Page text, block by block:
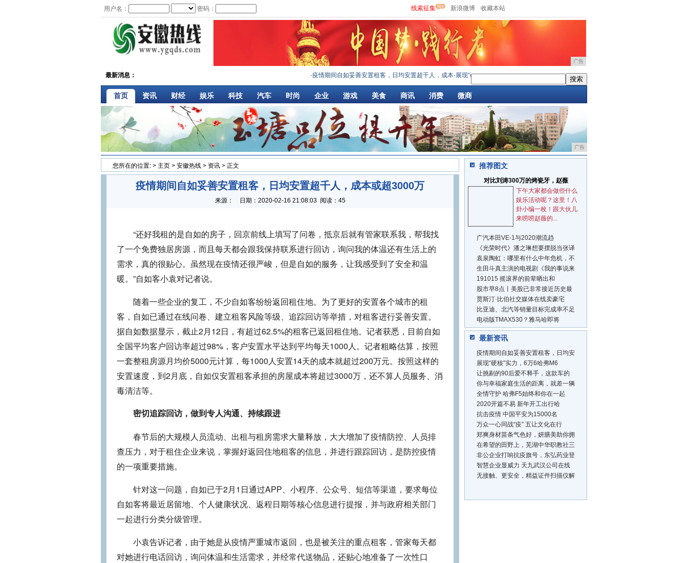
用户名： 密码： 线索征集 新浪微博 收藏本站
广告
最新消息： 疫情期间自如妥善安置租客，日均安置超千人，成本·展现“硬核”实力，6万6哈弗M6销量逆市增长·让挑剔的90后爱不释手，这款车的魅力究竟
首页 资讯 财经 娱乐 科技 汽车 时尚 企业 游戏 美食 商讯 消费 微商
广告
您所在的位置: > 主页 > 安徽热线 > 资讯 > 正文
疫情期间自如妥善安置租客，日均安置超千人，成本或超3000万
来源： 日期： 2020-02-16 21:08:03 阅读：45
“还好我租的是自如的房子，回京前线上填写了问卷，抵京后就有管家联系我，帮我找
了一个免费独居房源，而且每天都会跟我保持联系进行回访，询问我的体温还有生活上的
需求，真的很贴心。虽然现在疫情还很严峻，但是自如的服务，让我感受到了安全和温
暖。”自如客小袁对记者说。
随着一些企业的复工，不少自如客纷纷返回租住地。为了更好的安置各个城市的租
客，自如已通过在线问卷、建立租客风险等级、追踪回访等举措，对租客进行妥善安置。
据自如数据显示，截止2月12日，有超过62.5%的租客已返回租住地。记者获悉，目前自如
全国平均客户回访率超过98%，客户安置水平达到平均每天1000人。记者粗略估算，按照
一套整租房源月均价5000元计算，每1000人安置14天的成本就超过200万元。按照这样的
安置速度，到2月底，自如仅安置租客承担的房屋成本将超过3000万，还不算人员服务、消
毒清洁等。
密切追踪回访，做到专人沟通、持续跟进
春节后的大规模人员流动、出租与租房需求大量释放，大大增加了疫情防控、人员排
查压力，对于租住企业来说，掌握好返回住地租客的信息，并进行跟踪回访，是防控疫情
的一项重要措施。
针对这一问题，自如已于2月1日通过APP、小程序、公众号、短信等渠道，要求每位
自如客将最近居留地、个人健康状况、返程日期等核心信息进行提报，并与政府相关部门
一起进行分类分级管理。
小袁告诉记者，由于她是从疫情严重城市返回，也是被关注的重点租客，管家每天都
对她进行电话回访，询问体温和生活需求，并经常代送物品，还贴心地准备了一次性口
推荐图文
对比刘涛300万的烤瓷牙，赵薇
下午大家都会做些什么
娱乐活动呢？这里！八
卦小编一枚！跟大伙儿
来唠唠赵薇的...
广汽本田VE-1与2020潮流趋
《光荣时代》潘之琳想要摆脱当张译
袁泉陶虹：哪里有什么中年危机，不
生田斗真主演的电视剧《我的事说来
191015 摇滚界的前辈晒出和
股市早8点丨美股已非常接近历史最
贾斯汀·比伯社交媒体在线卖豪宅
比亚迪、北汽等销量目标完成率不足
电动版TMAX530？雅马哈即将
最新资讯
疫情期间自如妥善安置租客，日均安
展现“硬核”实力，6万6哈弗M6
让挑剔的90后爱不释手，这款车的
你与幸福家庭生活的距离，就差一辆
全情守护 哈弗F5始终和你在一起
2020开篇不易 新年开工出行哈
抗击疫情 中国平安为15000名
万众一心同战“疫” 五让文化在行
郑爽身材苗条气色好，妍膳美助你拥
在希望的田野上，芜湖中华职教社三
非公企业打响抗疫旗号，东弘药业登
智慧企业显威力 天九武汉公司在线
无接触、更安全，精益证件扫描仪解